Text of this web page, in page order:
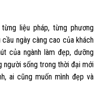
liệu pháp, từng phương
ngày càng cao của khách
của ngành làm đẹp, dưỡng
người sống trong thời đại mới
ai cũng muốn mình đẹp và